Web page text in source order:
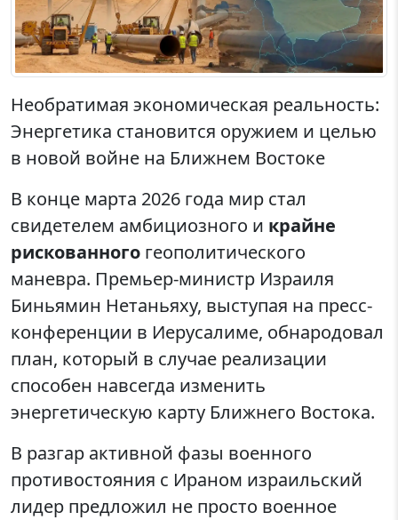
Необратимая экономическая реальность:
Энергетика становится оружием и целью
в новой войне на Ближнем Востоке
В конце марта 2026 года мир стал
свидетелем амбициозного и крайне
рискованного геополитического
маневра. Премьер-министр Израиля
Биньямин Нетаньяху, выступая на пресс-
конференции в Иерусалиме, обнародовал
план, который в случае реализации
способен навсегда изменить
энергетическую карту Ближнего Востока.
В разгар активной фазы военного
противостояния с Ираном израильский
лидер предложил не просто военное